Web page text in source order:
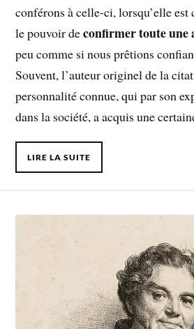
conférons à celle-ci, lorsqu’elle est
le pouvoir deconfirmer toute une
peu comme si nous prêtions
Souvent, l’auteur originel de la
personnalité connue, qui par son
dans la société, a acquis une
LIRE LA SUITE